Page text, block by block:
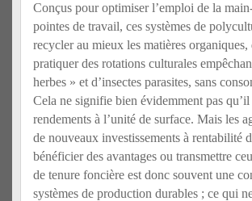
Conçus pour optimiser l’emploi de la
pointes de travail, ces systèmes de
recycler au mieux les matières
pratiquer des rotations culturales
herbes » et d’insectes parasites, sans
Cela ne signifie bien évidemment pas
rendements à l’unité de surface. Mais les
de nouveaux investissements à rentabilité
bénéficier des avantages ou transmettre
de tenure foncière est donc souvent une
systèmes de production durables ; ce qui